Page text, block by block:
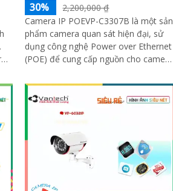
30%
2,200,000 ₫
Camera IP POEVP-C3307B là một sản
phẩm camera quan sát hiện đại, sử
dụng công nghệ Power over Ethernet
(POE) để cung cấp nguồn cho camera
cáp...